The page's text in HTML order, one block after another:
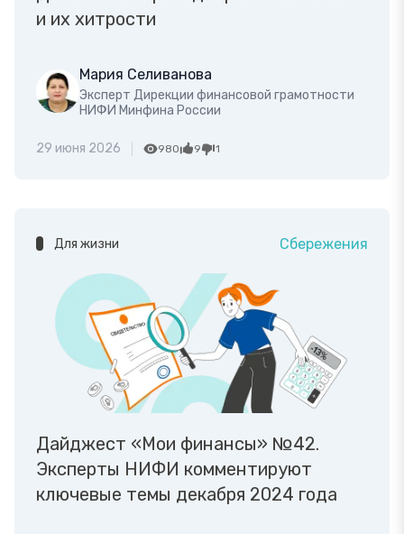
и их хитрости
Мария Селиванова
Эксперт Дирекции финансовой грамотности
НИФИ Минфина России
29 июня 2026 980 9 1
Для жизни Сбережения
Дайджест «Мои финансы» №42.
Эксперты НИФИ комментируют
ключевые темы декабря 2024 года